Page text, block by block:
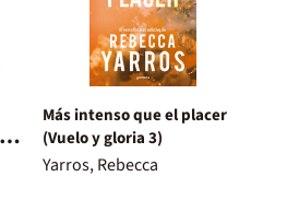
Más intenso que el placer
(Vuelo y gloria 3)
Yarros, Rebecca